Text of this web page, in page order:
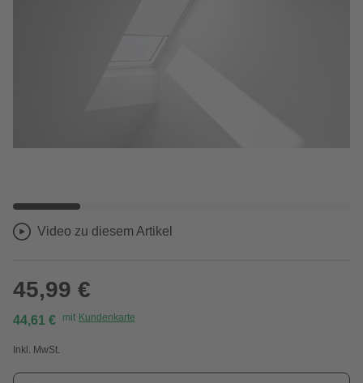
Video zu diesem Artikel
45,99 €
44,61 € mit Kundenkarte
Inkl. MwSt.